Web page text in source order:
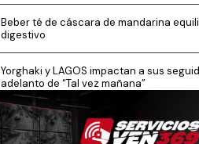
Beber té de cáscara de mandarina
digestivo
Yorghaki y LAGOS impactan a sus
adelanto de “Tal vez mañana”